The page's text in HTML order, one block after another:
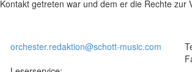
getreten war und dem er die Rechte zur
orchester.redaktion@schott-music.com